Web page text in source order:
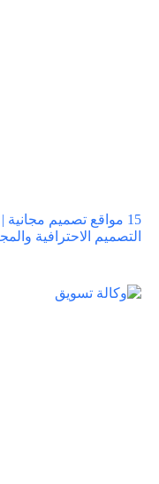
15 مواقع تصميم
التصميم الاحترافية